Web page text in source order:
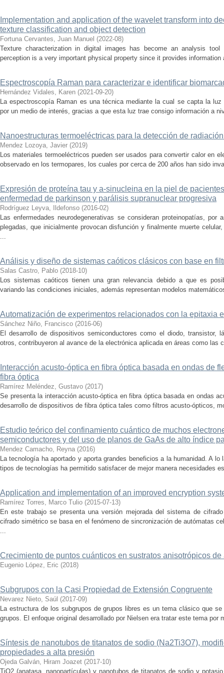
Implementation and application of the wavelet transform into
texture classification and object detection
Fortuna Cervantes, Juan Manuel (2022-08)
Texture characterization in digital images has become an analysis
perception is a very important physical property since it provides
Espectroscopía Raman para caracterizar e identificar
Hernández Vidales, Karen (2021-09-20)
La espectroscopía Raman es una técnica mediante la cual se capta la
por un medio de interés, gracias a que esta luz trae consigo información a
Nanoestructuras termoeléctricas para la detección de
Mendez Lozoya, Javier (2019)
Los materiales termoeléctricos pueden ser usados para convertir calor en
observado en los termopares, los cuales por cerca de 200 años han sido
Expresión de proteína tau y a-sinucleina en la piel de
enfermedad de parkinson y parálisis supranuclear progresiva
Rodríguez Leyva, Ildefonso (2016-02)
Las enfermedades neurodegenerativas se consideran proteinopatías,
plegadas, que inicialmente provocan disfunción y finalmente muerte
...
Análisis y diseño de sistemas caóticos clásicos con base en
Salas Castro, Pablo (2018-10)
Los sistemas caóticos tienen una gran relevancia debido a que es
variando las condiciones iniciales, además representan modelos
Automatización de experimentos relacionados con la epitaxia
Sánchez Niño, Francisco (2016-06)
El desarrollo de dispositivos semiconductores como el diodo, transistor,
otros, contribuyeron al avance de la electrónica aplicada en áreas como las
Interacción acusto-óptica en fibra óptica basada en ondas de
fibra óptica
Ramírez Meléndez, Gustavo (2017)
Se presenta la interacción acusto-óptica en fibra óptica basada en ondas
desarrollo de dispositivos de fibra óptica tales como filtros acusto-ópticos,
Estudio teórico del confinamiento cuántico de muchos
semiconductores y del uso de planos de GaAs de alto índice
Mendez Camacho, Reyna (2016)
La tecnología ha aportado y aporta grandes beneficios a la humanidad. A
tipos de tecnologías ha permitido satisfacer de mejor manera necesidades
Application and implementation of an improved encryption
Ramírez Torres, Marco Tulio (2015-07-13)
En este trabajo se presenta una versión mejorada del sistema de
cifrado simétrico se basa en el fenómeno de sincronización de autómatas
...
Crecimiento de puntos cuánticos en sustratos anisotrópicos de
Eugenio López, Eric (2018)
Subgrupos con la Casi Propiedad de Extensión Congruente
Nevarez Nieto, Saúl (2017-09)
La estructura de los subgrupos de grupos libres es un tema clásico que
grupos. El enfoque original desarrollado por Nielsen era tratar este tema por
Síntesis de nanotubos de titanatos de sodio (Na2Ti3O7),
propiedades a alta presión
Ojeda Galván, Hiram Joazet (2017-10)
TiO2 (anatasa, nanopartículas) y nanotubos de titanatos de sodio y